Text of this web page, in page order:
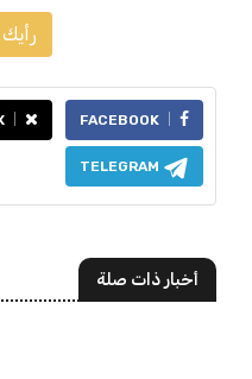
FACEBOOK
TELEGRAM
أخبار ذات صلة